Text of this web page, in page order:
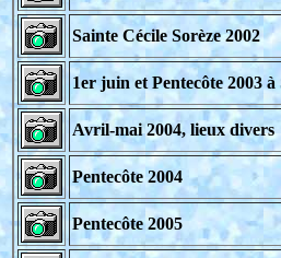
Sainte Cécile Sorèze 2002
1er juin et Pentecôte 2003 à
Avril-mai 2004, lieux divers
Pentecôte 2004
Pentecôte 2005